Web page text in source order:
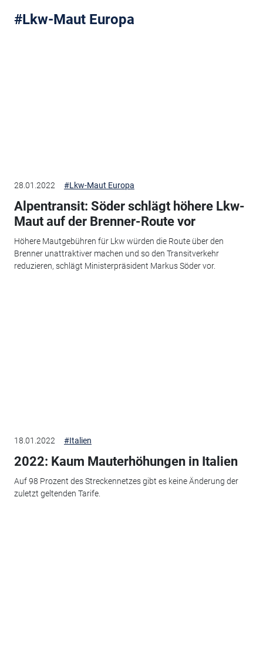
#Lkw-Maut Europa
28.01.2022 #Lkw-Maut Europa
Alpentransit: Söder schlägt höhere Lkw-
Maut auf der Brenner-Route vor
Höhere Mautgebühren für Lkw würden die Route über den
Brenner unattraktiver machen und so den Transitverkehr
reduzieren, schlägt Ministerpräsident Markus Söder vor.
18.01.2022 #Italien
2022: Kaum Mauterhöhungen in Italien
Auf 98 Prozent des Streckennetzes gibt es keine Änderung der
zuletzt geltenden Tarife.